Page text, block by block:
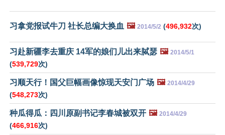
习拿党报试牛刀 社长总编大换血 🖼️ 2014/5/2 (496,932次)
习赴新疆李去重庆 14军的娘们儿出来脦瑟 🖼️ 2014/5/1
(539,729次)
习顺天行！国父巨幅画像惊现天安门广场 🖼️ 2014/4/29
(548,273次)
种瓜得瓜：四川原副书记李春城被双开 🖼️ 2014/4/29
(466,916次)